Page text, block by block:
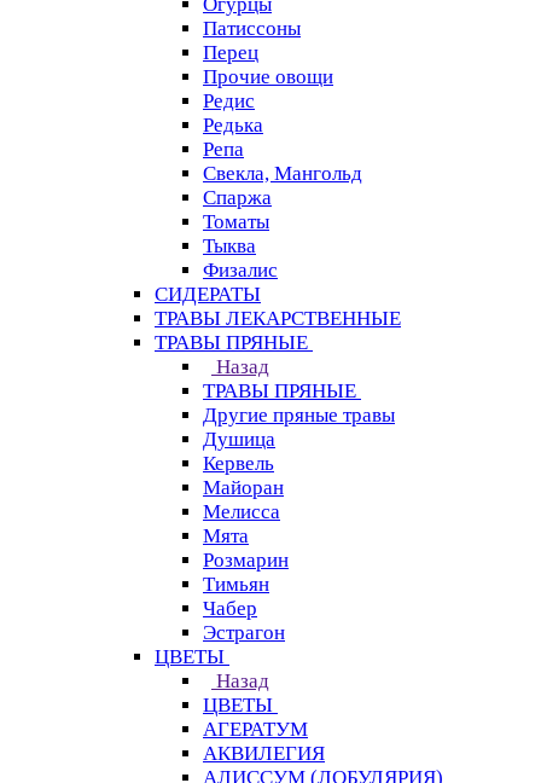
Патиссоны
Перец
Прочие овощи
Редис
Редька
Репа
Свекла, Мангольд
Спаржа
Томаты
Тыква
Физалис
СИДЕРАТЫ
ТРАВЫ ЛЕКАРСТВЕННЫЕ
ТРАВЫ ПРЯНЫЕ
Назад
ТРАВЫ ПРЯНЫЕ
Другие пряные травы
Душица
Кервель
Майоран
Мелисса
Мята
Розмарин
Тимьян
Чабер
Эстрагон
ЦВЕТЫ
Назад
ЦВЕТЫ
АГЕРАТУМ
АКВИЛЕГИЯ
АЛИССУМ (ЛОБУЛЯРИЯ)